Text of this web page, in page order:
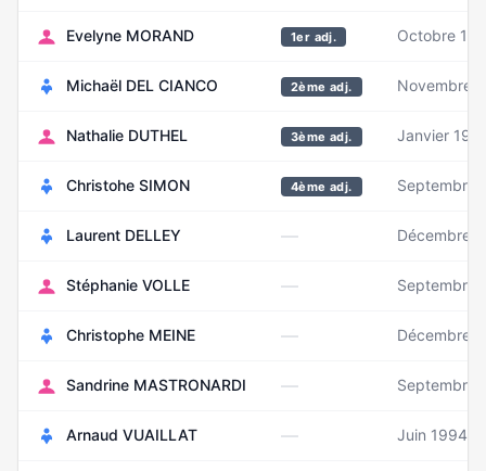
Evelyne MORAND 1er adj. Octobre
Michaël DEL CIANCO 2ème adj. Novembre
Nathalie DUTHEL 3ème adj. Janvier
Christohe SIMON 4ème adj. Septembre
Laurent DELLEY — Décembre
Stéphanie VOLLE — Septembre
Christophe MEINE — Décembre
Sandrine MASTRONARDI — Septembre
Arnaud VUAILLAT — Juin 1994